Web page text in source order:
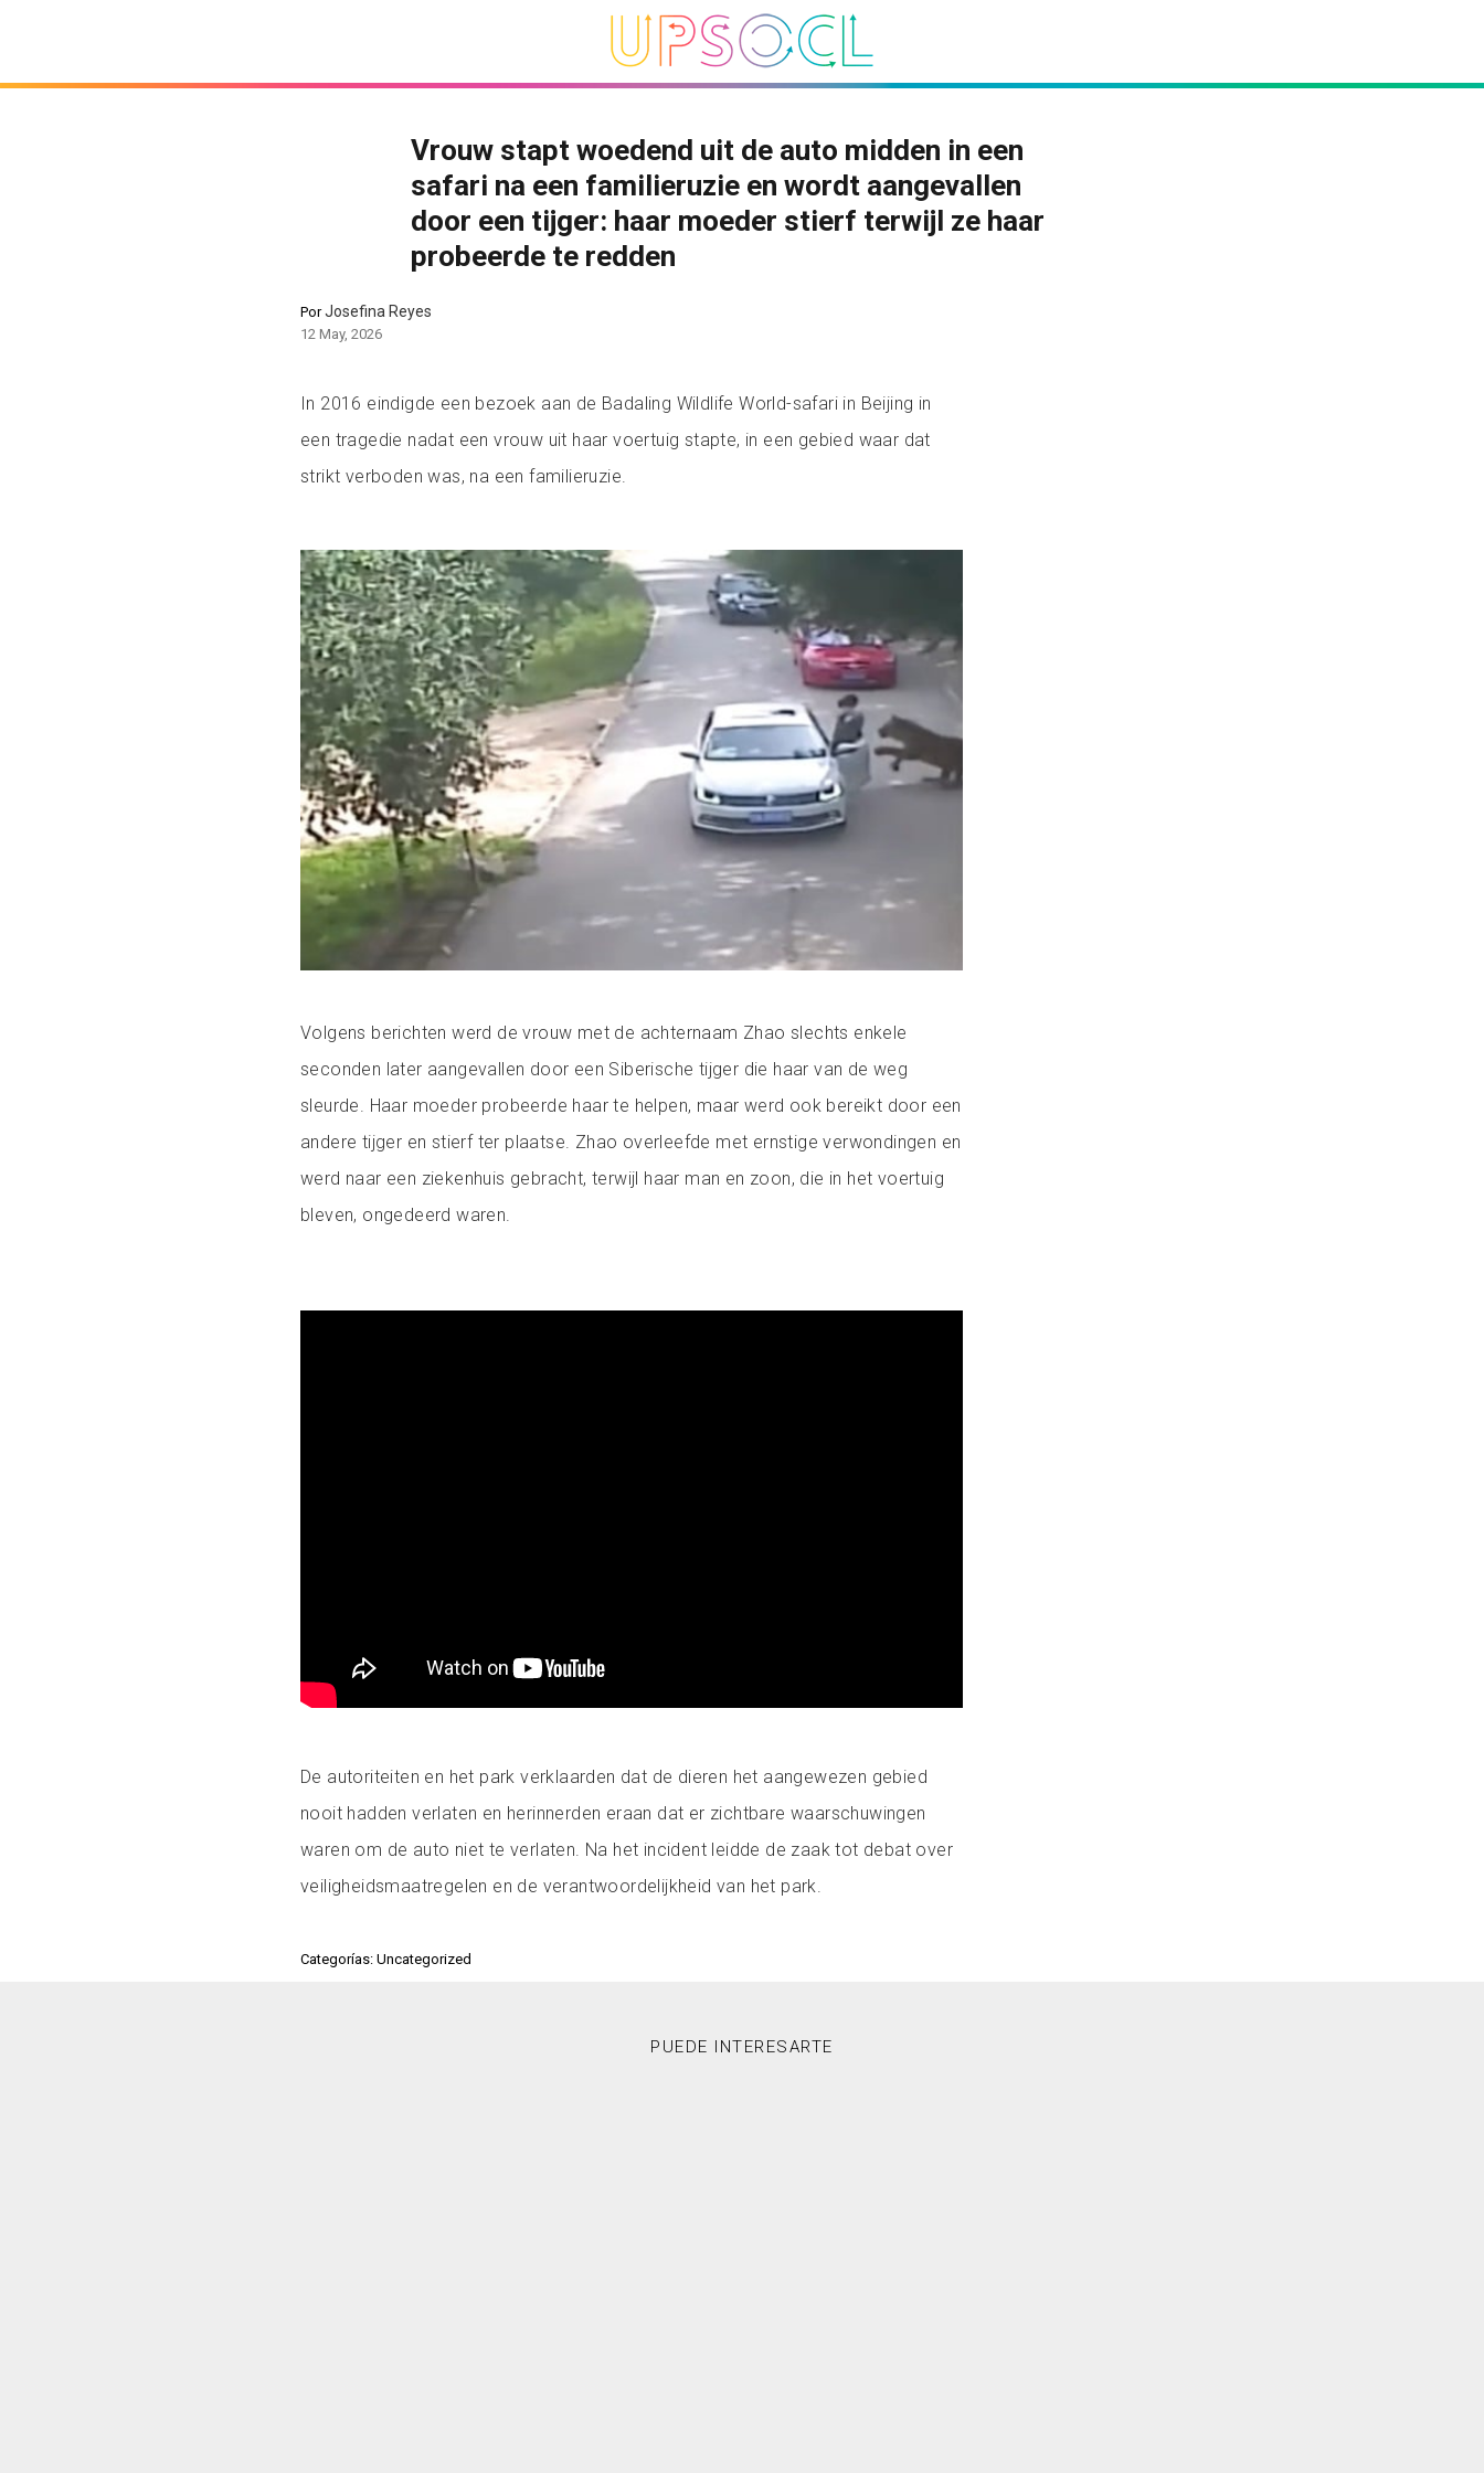
Vrouw stapt woedend uit de auto midden in een
safari na een familieruzie en wordt aangevallen
door een tijger: haar moeder stierf terwijl ze haar
probeerde te redden
PorJosefina Reyes
12 May, 2026
In 2016 eindigde een bezoek aan de Badaling Wildlife World-safari in Beijing in
een tragedie nadat een vrouw uit haar voertuig stapte, in een gebied waar dat
strikt verboden was, na een familieruzie.
Volgens berichten werd de vrouw met de achternaam Zhao slechts enkele
seconden later aangevallen door een Siberische tijger die haar van de weg
sleurde. Haar moeder probeerde haar te helpen, maar werd ook bereikt door een
andere tijger en stierf ter plaatse. Zhao overleefde met ernstige verwondingen en
werd naar een ziekenhuis gebracht, terwijl haar man en zoon, die in het voertuig
bleven, ongedeerd waren.
De autoriteiten en het park verklaarden dat de dieren het aangewezen gebied
nooit hadden verlaten en herinnerden eraan dat er zichtbare waarschuwingen
waren om de auto niet te verlaten. Na het incident leidde de zaak tot debat over
veiligheidsmaatregelen en de verantwoordelijkheid van het park.
Categorías: Uncategorized
PUEDE INTERESARTE